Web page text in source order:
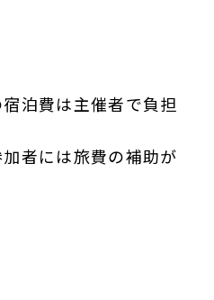
泊費は主催者で負担
者には旅費の補助が